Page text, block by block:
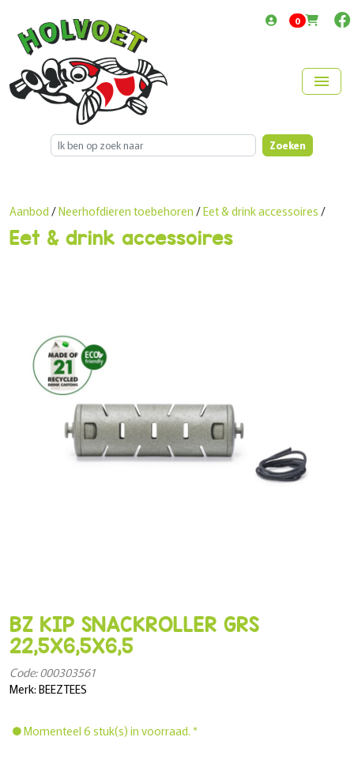
0items in cart
menu
Zoeken
Eet & drink accessoires
Aanbod /Neerhofdieren toebehoren /Eet & drink accessoires /
BZ KIP SNACKROLLER GRS
22,5X6,5X6,5
Code: 000303561
Merk: BEEZTEES
Momenteel 6 stuk(s) in voorraad. *